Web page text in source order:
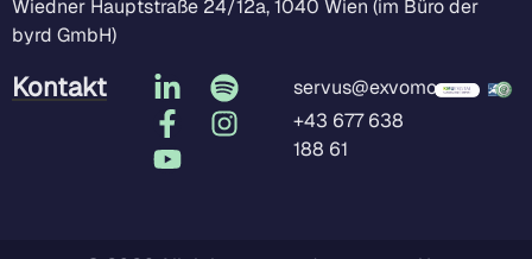
Wiedner Hauptstraße 24/12a, 1040 Wien (im Büro der
byrd GmbH)
Kontakt
servus@exvomo.com
+43 677 638
188 61